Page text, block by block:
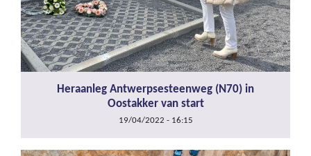
Heraanleg Antwerpsesteenweg (N70) in
Oostakker van start
19/04/2022 - 16:15